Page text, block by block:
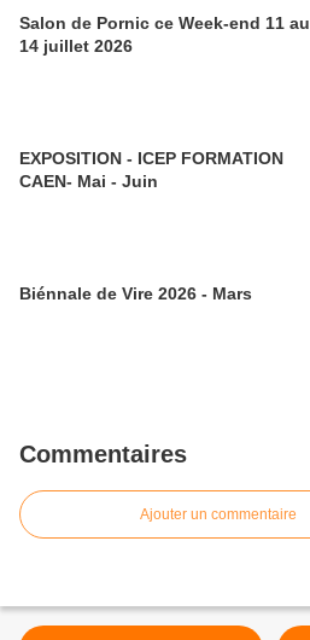
Salon de Pornic ce Week-end 11 au
14 juillet 2026
EXPOSITION - ICEP FORMATION
CAEN- Mai - Juin
Biénnale de Vire 2026 - Mars
Commentaires
Ajouter un commentaire